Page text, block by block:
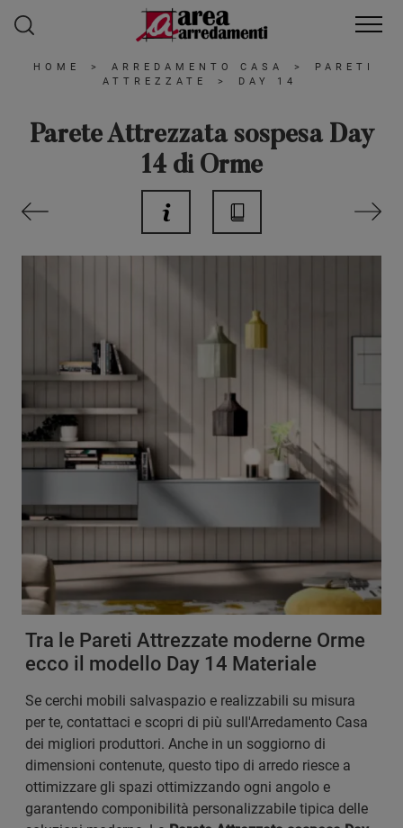
HOME > ARREDAMENTO CASA >
PARETI
ATTREZZATE
> DAY 14
Parete Attrezzata sospesa Day
14 di Orme
Tra le Pareti Attrezzate moderne Orme
ecco il modello Day 14 Materiale
Se cerchi mobili salvaspazio e realizzabili su misura
per te, contattaci e scopri di più sull'Arredamento Casa
dei migliori produttori. Anche in un soggiorno di
dimensioni contenute, questo tipo di arredo riesce a
ottimizzare gli spazi ottimizzando ogni angolo e
garantendo componibilità personalizzabile tipica delle